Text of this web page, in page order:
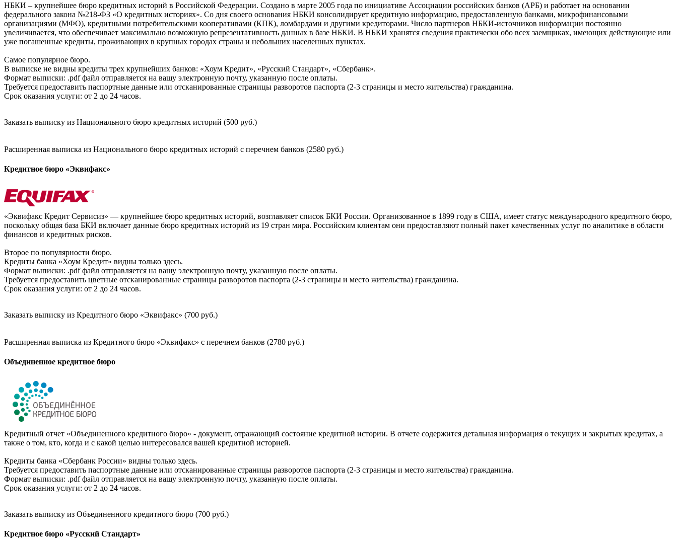
НБКИ – крупнейшее бюро кредитных историй в Российской Федерации. Создано в марте 2005 года по инициативе Ассоциации российских банков (АРБ) и работает на основании
федерального закона №218-ФЗ «О кредитных историях». Со дня своего основания НБКИ консолидирует кредитную информацию, предоставленную банками, микрофинансовыми
организациями (МФО), кредитными потребительскими кооперативами (КПК), ломбардами и другими кредиторами. Число партнеров НБКИ-источников информации постоянно
увеличивается, что обеспечивает максимально возможную репрезентативность данных в базе НБКИ. В НБКИ хранятся сведения практически обо всех заемщиках, имеющих действующие или
уже погашенные кредиты, проживающих в крупных городах страны и небольших населенных пунктах.
Самое популярное бюро.
В выписке не видны кредиты трех крупнейших банков: «Хоум Кредит», «Русский Стандарт», «Сбербанк».
Формат выписки: .pdf файл отправляется на вашу электронную почту, указанную после оплаты.
Требуется предоставить паспортные данные или отсканированные страницы разворотов паспорта (2-3 страницы и место жительства) гражданина.
Срок оказания услуги: от 2 до 24 часов.
Заказать выписку из Национального бюро кредитных историй (500 руб.)
Расширенная выписка из Национального бюро кредитных историй с перечнем банков (2580 руб.)
Кредитное бюро «Эквифакс»
«Эквифакс Кредит Сервисиз» — крупнейшее бюро кредитных историй, возглавляет список БКИ России. Организованное в 1899 году в США, имеет статус международного кредитного бюро,
поскольку общая база БКИ включает данные бюро кредитных историй из 19 стран мира. Российским клиентам они предоставляют полный пакет качественных услуг по аналитике в области
финансов и кредитных рисков.
Второе по популярности бюро.
Кредиты банка «Хоум Кредит» видны только здесь.
Формат выписки: .pdf файл отправляется на вашу электронную почту, указанную после оплаты.
Требуется предоставить цветные отсканированные страницы разворотов паспорта (2-3 страницы и место жительства) гражданина.
Срок оказания услуги: от 2 до 24 часов.
Заказать выписку из Кредитного бюро «Эквифакс» (700 руб.)
Расширенная выписка из Кредитного бюро «Эквифакс» с перечнем банков (2780 руб.)
Объединенное кредитное бюро
Кредитный отчет «Объединенного кредитного бюро» - документ, отражающий состояние кредитной истории. В отчете содержится детальная информация о текущих и закрытых кредитах, а
также о том, кто, когда и с какой целью интересовался вашей кредитной историей.
Кредиты банка «Сбербанк России» видны только здесь.
Требуется предоставить паспортные данные или отсканированные страницы разворотов паспорта (2-3 страницы и место жительства) гражданина.
Формат выписки: .pdf файл отправляется на вашу электронную почту, указанную после оплаты.
Срок оказания услуги: от 2 до 24 часов.
Заказать выписку из Объединенного кредитного бюро (700 руб.)
Кредитное бюро «Русский Стандарт»